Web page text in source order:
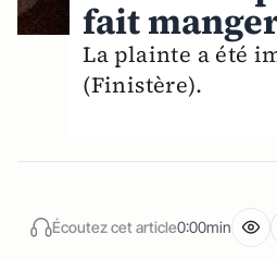
fait
La plainte a été
(Finistère).
Écoutez cet article0:00min